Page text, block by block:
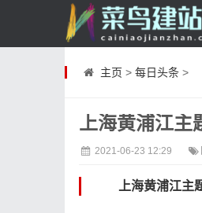
主页 > 每日头条>
上海黄浦江主
2021-06-23 12:29
上海黄浦江主